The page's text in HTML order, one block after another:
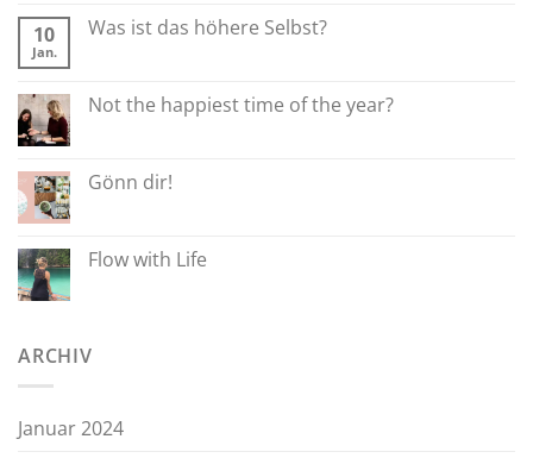
10
Jan.
Was ist das höhere Selbst?
Not the happiest time of the year?
Gönn dir!
Flow with Life
ARCHIV
Januar 2024